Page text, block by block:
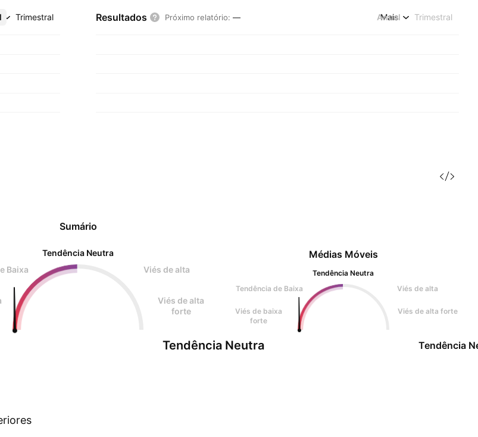
Trimestral Resultados Próximo relatório: — Anual Trimestral
Mais
Sumário
Tendência Neutra
Baixa
Viés de alta
Viés de alta
forte
Tendência Neutra
Médias Móveis
Tendência Neutra
Tendência de Baixa
Viés de alta
Viés de baixa
forte
Viés de alta forte
Tendência